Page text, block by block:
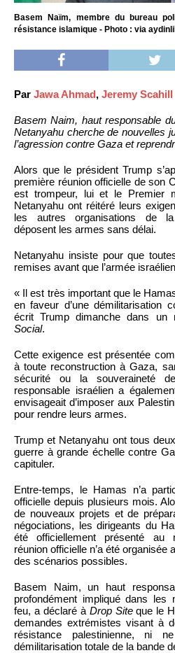
Basem Naïm, membre du bureau
résistance islamique - Photo : via
Par Jawa Ahmad, Jeremy Scahill
Basem Naim, haut responsable
Netanyahu cherche de nouvelles
l’agression contre Gaza et
Alors que le président Trump
première réunion officielle de son
est trompeur, lui et le Premier
Netanyahu ont réitéré leurs
les autres organisations de la
déposent les armes sans délai.
Netanyahu insiste pour que
remises avant que l’armée
« Il est très important que le
en faveur d’une démilitarisation
écrit Trump dimanche dans un
Social.
Cette exigence est présentée
à toute reconstruction à Gaza,
sécurité ou la souveraineté
responsable israélien a
envisageait d’imposer aux
pour rendre leurs armes.
Trump et Netanyahu ont tous
guerre à grande échelle contre
capituler.
Entre-temps, le Hamas n’a
officielle depuis plusieurs mois.
de nouveaux projets et de
négociations, les dirigeants du
été officiellement présenté au
réunion officielle n’a été
des scénarios possibles.
Basem Naim, un haut
profondément impliqué dans les
feu, a déclaré à Drop Siteque le
demandes extrémistes visant à
résistance palestinienne, ni
démilitarisation totale de la bande